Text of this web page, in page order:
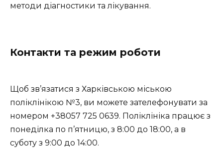
методи діагностики та лікування.
Контакти та режим роботи
Щоб зв’язатися з Харківською міською
поліклінікою №3, ви можете зателефонувати за
номером +38057 725 0639. Поліклініка працює з
понеділка по п’ятницю, з 8:00 до 18:00, а в
суботу з 9:00 до 14:00.